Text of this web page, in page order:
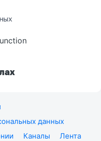
данных
Каналы
Лента